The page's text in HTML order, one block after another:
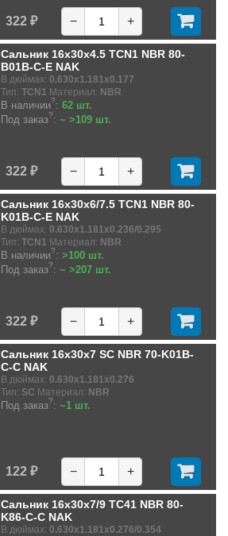
322 ₽ − +
Сальник 16x30x4.5 TCN1 NBR 80-
B01B-C-E NAK
В дюймах: 0.630x1.181x0.177
Тип: TCN1 Материал: NBR
В наличии?: 62 шт.
Под заказ?: ~ >109 шт.
322 ₽ − +
Сальник 16x30x6/7.5 TCN1 NBR 80-
K01B-C-E NAK
В дюймах: 0.630x1.181x0.236/0.295
Тип: TCN1 Материал: NBR
В наличии?: >100 шт.
Под заказ?: ~ >207 шт.
322 ₽ − +
Сальник 16x30x7 SC NBR 70-K01B-
C-C NAK
В дюймах: 0.630x1.181x0.276
Тип: SC Материал: NBR
Под заказ?: ~1 шт.
122 ₽ − +
Сальник 16x30x7/9 TC41 NBR 80-
K86-C-C NAK
В дюймах: 0.630x1.181x0.276/0.354